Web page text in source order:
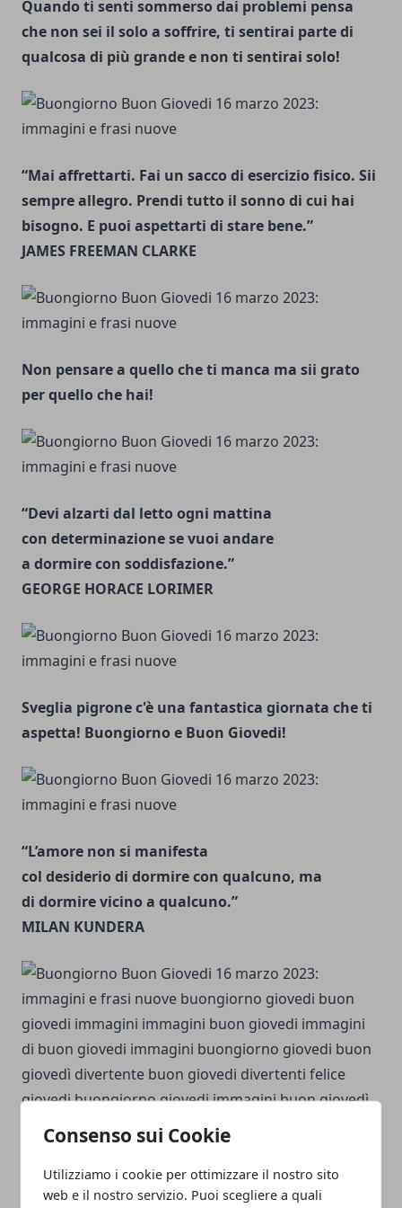
Consenso sui Cookie
Utilizziamo i cookie per ottimizzare il nostro sito
web e il nostro servizio. Puoi scegliere a quali
Quando ti senti sommerso dai problemi pensa
che non sei il solo a soffrire, ti sentirai parte di
qualcosa di più grande e non ti sentirai solo!
“Mai affrettarti. Fai un sacco di esercizio fisico. Sii
sempre allegro. Prendi tutto il sonno di cui hai
bisogno. E puoi aspettarti di stare bene.”
JAMES FREEMAN CLARKE
Non pensare a quello che ti manca ma sii grato
per quello che hai!
“Devi alzarti dal letto ogni mattina
con determinazione se vuoi andare
a dormire con soddisfazione.”
GEORGE HORACE LORIMER
Sveglia pigrone c'è una fantastica giornata che ti
aspetta! Buongiorno e Buon Giovedi!
“L’amore non si manifesta
col desiderio di dormire con qualcuno, ma
di dormire vicino a qualcuno.”
MILAN KUNDERA
La parola gioia l’ha inventata qualcuno. L’ha